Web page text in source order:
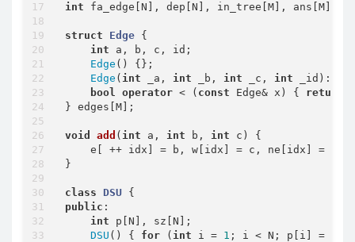
int fa_edge[N], dep[N], in_tree[M], ans[M],
struct Edge {
int a, b, c, id;
Edge () {};
Edge ( int _a, int _b, int _c, int _id):
bool
operator < ( const Edge& x) { return
} edges[M];
void add ( int a, int b, int c)
{
e[ ++ idx] = b, w[idx] = c, ne[idx] =
}
class DSU {
public :
int p[N], sz[N];
DSU () { for ( int i = 1 ; i < N; p[i] = i,